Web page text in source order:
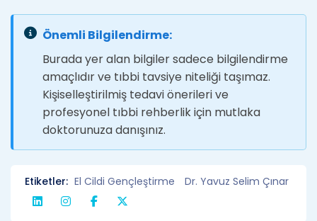
Önemli Bilgilendirme:
Burada yer alan bilgiler sadece bilgilendirme
amaçlıdır ve tıbbi tavsiye niteliği taşımaz.
Kişiselleştirilmiş tedavi önerileri ve
profesyonel tıbbi rehberlik için mutlaka
doktorunuza danışınız.
Etiketler: El Cildi Gençleştirme Dr. Yavuz Selim Çınar